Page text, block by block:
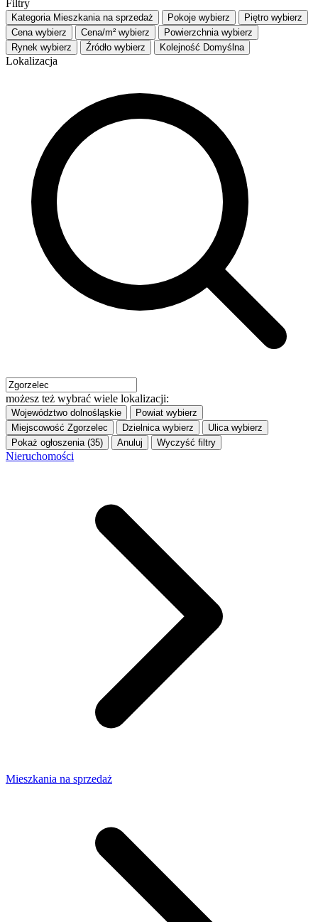
Filtry
Kategoria Mieszkania na sprzedaż Pokoje wybierz Piętro wybierz
Cena wybierz Cena/m² wybierz Powierzchnia wybierz
Rynek wybierz Źródło wybierz Kolejność Domyślna
Lokalizacja
możesz też wybrać wiele lokalizacji:
Województwo dolnośląskie Powiat wybierz
Miejscowość Zgorzelec Dzielnica wybierz Ulica wybierz
Pokaż ogłoszenia (35)
Anuluj Wyczyść filtry
Nieruchomości
Mieszkania na sprzedaż